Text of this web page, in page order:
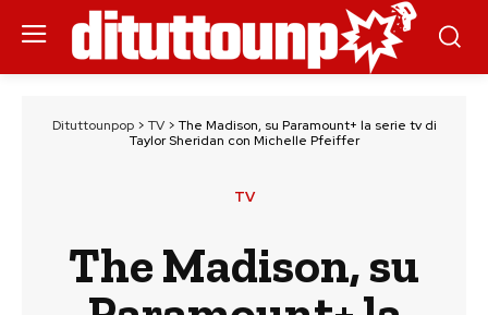
Dituttounpop> TV> The Madison, su Paramount+ la serie tv di
Taylor Sheridan con Michelle Pfeiffer
TV
The Madison, su